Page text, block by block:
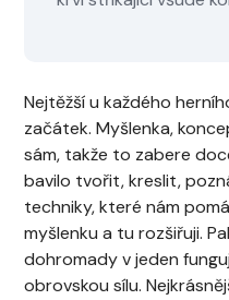
Nejtěžší u každého
začátek. Myšlenka,
sám, takže to zabere
bavilo tvořit, kreslit,
techniky, které nám
myšlenku a tu rozšiřuji.
dohromady v jeden
obrovskou sílu.